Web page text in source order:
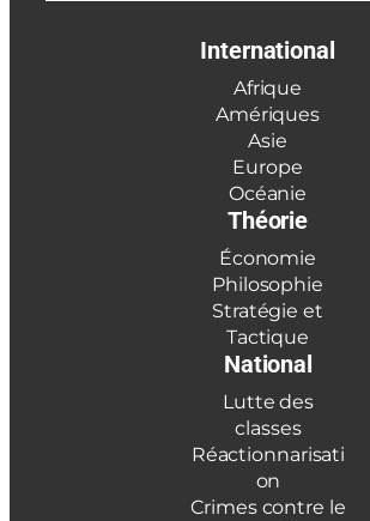
International
Afrique
Amériques
Asie
Europe
Océanie
Théorie
Économie
Philosophie
Stratégie et
Tactique
National
Lutte des
classes
Réactionnarisati
on
Crimes contre le